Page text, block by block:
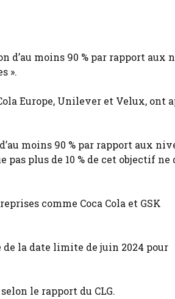
moins 90 % par rapport aux
».
Europe, Unilever et Velux, ont
moins 90 % par rapport aux
pas plus de 10 % de cet objectif
comme Coca Cola et GSK
la date limite de juin 2024 pour
le rapport du CLG.